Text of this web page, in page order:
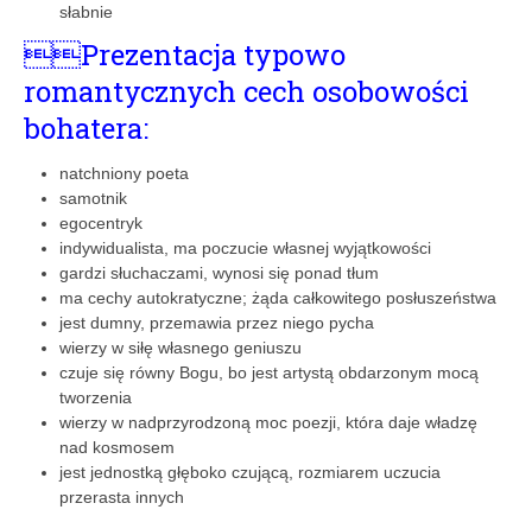
słabnie
Prezentacja typowo
romantycznych cech osobowości
bohatera:
natchniony poeta
samotnik
egocentryk
indywidualista, ma poczucie włas­nej wyjątkowości
gardzi słuchaczami, wynosi się ponad tłum
ma cechy autokratyczne; żąda całkowitego posłuszeństwa
jest dumny, przemawia przez niego pycha
wierzy w siłę własnego geniuszu
czuje się równy Bogu, bo jest artystą obdarzonym mocą
tworzenia
wierzy w nadprzyrodzoną moc poezji, która daje władzę
nad kosmosem
jest jednostką głęboko czującą, rozmiarem uczucia
przerasta innych